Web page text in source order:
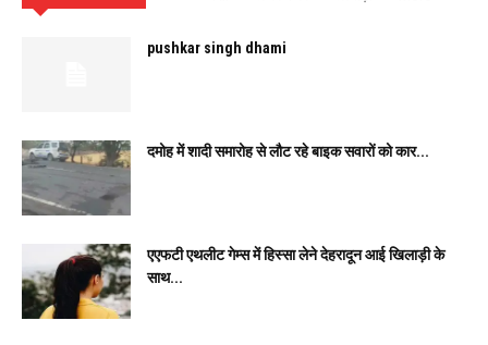
pushkar singh dhami
दमोह में शादी समारोह से लौट रहे बाइक सवारों को कार...
एएफटी एथलीट गेम्स में हिस्सा लेने देहरादून आई खिलाड़ी के
साथ...